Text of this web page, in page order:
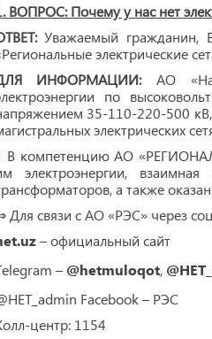
ВОПРОС: Почему у нас нет
Уважаемый гражданин,
электрические
ИНФОРМАЦИИ:АО
по
35-110-220-500
электрических
В компетенцию АО
электроэнергии,
а также
Для связи с АО «РЭС» через
– официальный сайт
– @hetmuloqot,
Facebook – РЭС
центр: 1154